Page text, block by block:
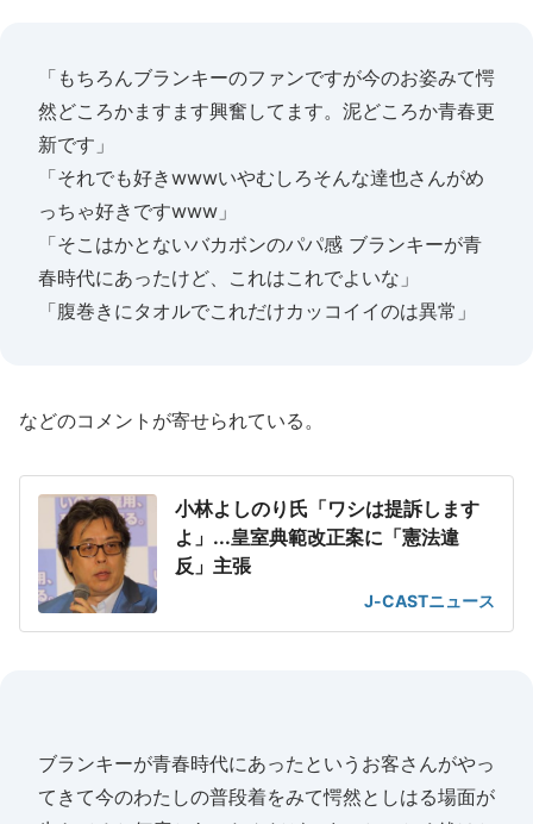
「もちろんブランキーのファンですが今のお姿みて愕
然どころかますます興奮してます。泥どころか青春更
新です」
「それでも好きwwwいやむしろそんな達也さんがめ
っちゃ好きですwww」
「そこはかとないバカボンのパパ感 ブランキーが青
春時代にあったけど、これはこれでよいな」
「腹巻きにタオルでこれだけカッコイイのは異常」
などのコメントが寄せられている。
小林よしのり氏「ワシは提訴します
よ」...皇室典範改正案に「憲法違
反」主張
J-CASTニュース
ブランキーが青春時代にあったというお客さんがやっ
てきて今のわたしの普段着をみて愕然としはる場面が